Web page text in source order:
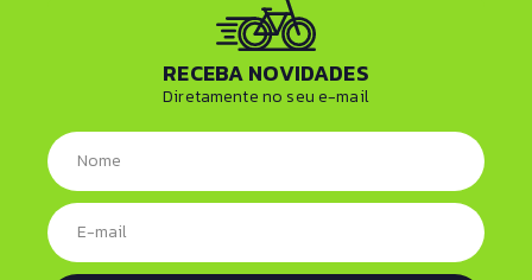
RECEBA NOVIDADES
Diretamente no seu e-mail